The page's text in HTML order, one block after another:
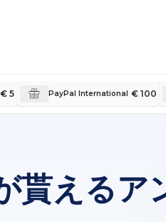
€ 5 PayPal International € 100
貰えるア